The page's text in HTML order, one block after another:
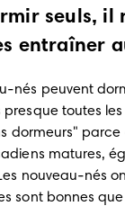
seuls, il
entraîner
nés peuvent
toutes
dormeurs" parce
matures,
nouveau-nés
sont bonnes